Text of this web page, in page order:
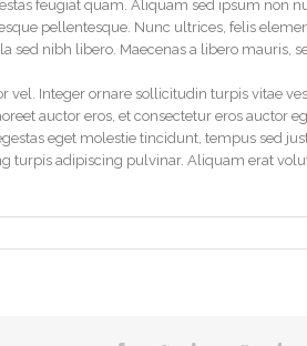
feugiat quam. Aliquam sed ipsum non
pellentesque. Nunc ultrices, felis
sed nibh libero. Maecenas a libero mauris,
vel. Integer ornare sollicitudin turpis vitae
auctor eros, et consectetur eros auctor
eget molestie tincidunt, tempus sed
turpis adipiscing pulvinar. Aliquam erat